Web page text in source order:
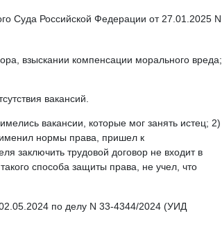
Суда Российской Федерации от 27.01.2025 N
взыскании компенсации морального вреда;
вакансий.
вакансии, которые мог занять истец; 2)
нормы права, пришел к
заключить трудовой договор не входит в
способа защиты права, не учел, что
по делу N 33-4344/2024 (УИД